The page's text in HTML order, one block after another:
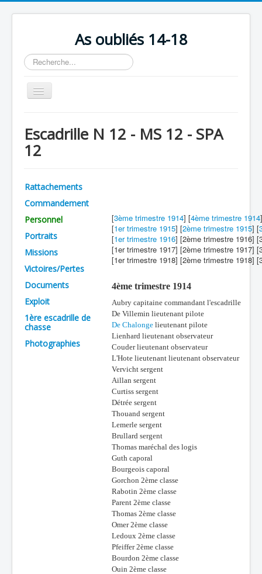
As oubliés 14-18
Rechercher
Basculer
la
Chronologie
Escadrilles
Avions
Personnels
Formation
Doctrines
Les As
Cahiers des As
Escadrille N 12 - MS 12 - SPA
12
Rattachements
Commandement
Personnel
Portraits
Missions
Victoires/Pertes
Documents
Exploit
1ère escadrille de
chasse
Photographies
[3ème trimestre 1914] [4ème trimestre 1914]
[1er trimestre 1915] [2ème trimestre 1915] [
[1er trimestre 1916] [2ème trimestre 1916]
[1er trimestre 1917] [2ème trimestre 1917]
[1er trimestre 1918] [2ème trimestre 1918]
4ème trimestre 1914
Aubry capitaine commandant l'escadrille
De Villemin lieutenant pilote
De Chalonge lieutenant pilote
Lienhard lieutenant observateur
Couder lieutenant observateur
L'Hote lieutenant lieutenant observateur
Vervicht sergent
Aillan sergent
Curtiss sergent
Détrée sergent
Thouand sergent
Lemerle sergent
Brullard sergent
Thomas maréchal des logis
Guth caporal
Bourgeois caporal
Gorchon 2ème classe
Rabotin 2ème classe
Parent 2ème classe
Thomas 2ème classe
Omer 2ème classe
Ledoux 2ème classe
Pfeiffer 2ème classe
Bourdon 2ème classe
Ouin 2ème classe